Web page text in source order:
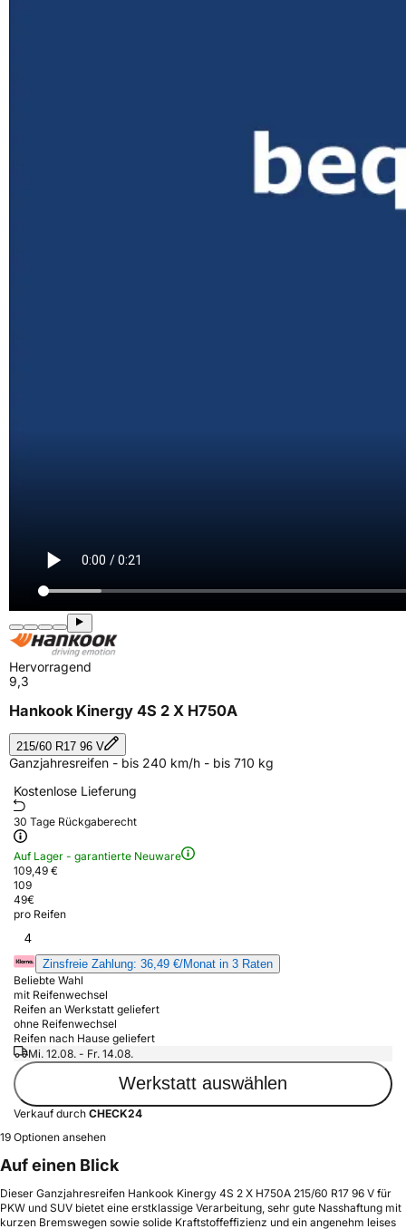
Hervorragend
9,3
Hankook Kinergy 4S 2 X H750A
215/60 R17 96 V
Ganzjahresreifen - bis 240 km/h - bis 710 kg
Kostenlose Lieferung
30 Tage Rückgaberecht
Auf Lager - garantierte Neuware
109,49 €
109
49€
pro Reifen
4
Zinsfreie Zahlung: 36,49 €/Monat in 3 Raten
Beliebte Wahl
mit Reifenwechsel
Reifen an Werkstatt geliefert
ohne Reifenwechsel
Reifen nach Hause geliefert
Mi. 12.08. - Fr. 14.08.
Werkstatt auswählen
Verkauf durch CHECK24
19 Optionen ansehen
Auf einen Blick
Dieser Ganzjahresreifen Hankook Kinergy 4S 2 X H750A 215/60 R17 96 V für
PKW und SUV bietet eine erstklassige Verarbeitung, sehr gute Nasshaftung mit
kurzen Bremswegen sowie solide Kraftstoffeffizienz und ein angenehm leises